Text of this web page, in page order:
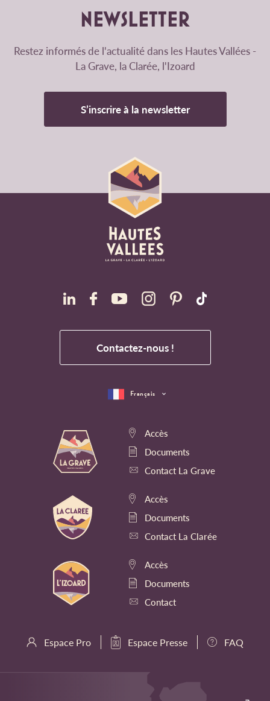
NEWSLETTER
Restez informés de l'actualité dans les Hautes Vallées -
La Grave, la Clarée, l'Izoard
S’inscrire à la newsletter
Contactez-nous !
Accès
Documents
Contact La Grave
Accès
Documents
Contact La Clarée
Accès
Documents
Contact
Espace Pro Espace Presse FAQ
Français